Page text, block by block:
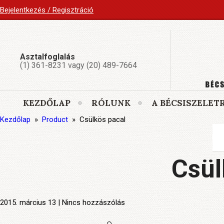
Bejelentkezés / Regisztráció
Asztalfoglalás
(1) 361-8231 vagy (20) 489-7664
KEZDŐLAP RÓLUNK A
Kezdőlap » Product » Csülkös pacal
2015. március 13 | Nincs hozzászólás